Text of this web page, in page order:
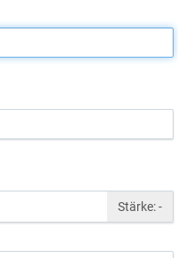
Stärke:-